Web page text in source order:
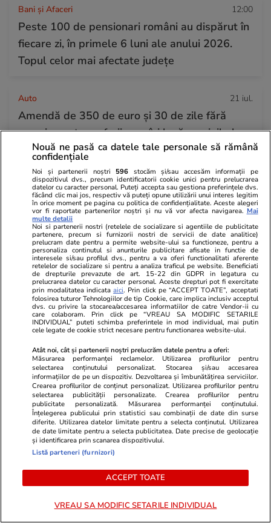
Bani și Afaceri 12:00
Peste 100 de pensionari români au dispărut în
fiecare zi, în primele 6 luni ale anului 2026.
Topul celor mai afectate județe
Auto 21 iul.
Amendă de 350 de euro și 30 de zile fără
permis pentru șoferii care își lasă mașinile la
ralanti dacă staționează în tunelurile din
Grecia
Stiri Mondene 12:39
Dana Rogoz a început vacanța cu trenurile prin
Europa: „Vlad mi-a mulțumit de 1.000 de ori”
Vacanțe și Cultură 16:24
Micul dejun la hotel poate
ascunde riscuri pentru sănătate:
sfătuiesc turiștii să nu îl consume
Sănătate și
Fiica unui
din Europa
Nouă ne pasă ca datele tale personale să rămână
confidențiale
Noi și partenerii noștri 596 stocăm și/sau accesăm informații pe
dispozitivul dvs., precum identificatorii cookie unici pentru prelucrarea
datelor cu caracter personal. Puteți accepta sau gestiona preferințele dvs.
făcând clic mai jos, respectiv vă puteți opune utilizării unui interes legitim
în orice moment pe pagina cu politica de confidențialitate. Aceste alegeri
vor fi raportate partenerilor noștri și nu vă vor afecta navigarea. Mai
multe detalii
Noi si partenerii nostri (retelele de socializare si agentiile de publicitate
partenere, precum si furnizorii nostri de servicii de date analitice)
prelucram date pentru a permite website-ului sa functioneze, pentru a
personaliza continutul si anunturile publicitare afisate in functie de
interesele si/sau profilul dvs., pentru a va oferi functionalitati aferente
retelelor de socializare si pentru a analiza traficul pe website. Beneficiati
de drepturile prevazute de art. 15-22 din GDPR in legatura cu
prelucrarea datelor cu caracter personal. Aceste drepturi pot fi exercitate
prin modalitatea indicataaici. Prin click pe “ACCEPT TOATE”, acceptati
folosirea tuturor Tehnologiilor de tip Cookie, care implica inclusiv acceptul
dvs. cu privire la stocarea/accesarea informatiilor de catre Vendor-ii cu
care colaboram. Prin click pe “VREAU SA MODIFIC SETARILE
INDIVIDUAL” puteti schimba preferintele in mod individual, mai putin
cele legate de cookie strict necesare pentru functionarea website-ului.
Atât noi, cât și partenerii noștri prelucrăm datele pentru a oferi:
Măsurarea performanței reclamelor. Utilizarea profilurilor pentru
selectarea conținutului personalizat. Stocarea și/sau accesarea
informațiilor de pe un dispozitiv. Dezvoltarea și îmbunătățirea serviciilor.
Crearea profilurilor de conținut personalizat. Utilizarea profilurilor pentru
selectarea publicității personalizate. Crearea profilurilor pentru
publicitate personalizată. Măsurarea performanței conținutului.
Înțelegerea publicului prin statistici sau combinații de date din surse
diferite. Utilizarea datelor limitate pentru a selecta conținutul. Utilizarea
de date limitate pentru a selecta publicitatea. Date precise de geolocație
și identificarea prin scanarea dispozitivului.
Listă parteneri (furnizori)
ACCEPT TOATE
VREAU SA MODIFIC SETARILE INDIVIDUAL